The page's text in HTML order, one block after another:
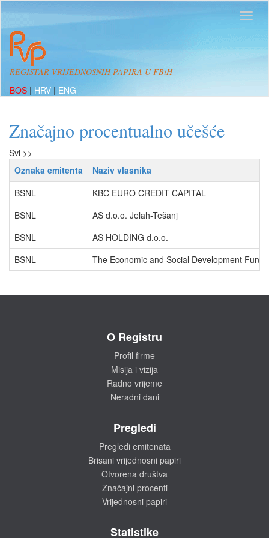
REGISTAR VRIJEDNOSNIH PAPIRA U FBiH
BOS | HRV | ENG
Značajno procentualno učešće
Svi >>
Oznaka emitenta
Naziv vlasnika
BSNL
KBC EURO CREDIT CAPITAL
BSNL
AS d.o.o. Jelah-Tešanj
BSNL
AS HOLDING d.o.o.
BSNL
The Economic and Social Development Fund
O Registru
Profil firme
Misija i vizija
Radno vrijeme
Neradni dani
Pregledi
Pregledi emitenata
Brisani vrijednosni papiri
Otvorena društva
Značajni procenti
Vrijednosni papiri
Statistike